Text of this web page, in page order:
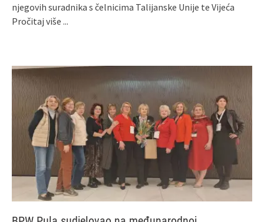
njegovih suradnika s čelnicima Talijanske Unije te Vijeća
Pročitaj više ...